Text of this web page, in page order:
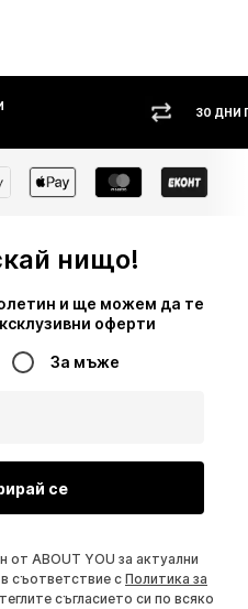
нищо!
и ще можем да те
оферти
За мъже
се
ABOUT YOU за актуални
съответствие с Политика за
съгласието си по всяко